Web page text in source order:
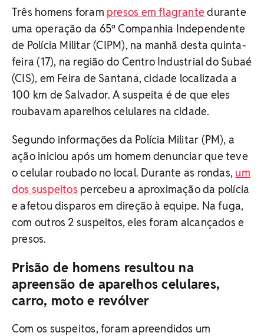
Três homens foram presos em flagrante durante
uma operação da 65ª Companhia Independente
de Polícia Militar (CIPM), na manhã desta quinta-
feira (17), na região do Centro Industrial do Subaé
(CIS), em Feira de Santana, cidade localizada a
100 km de Salvador. A suspeita é de que eles
roubavam aparelhos celulares na cidade.
Segundo informações da Polícia Militar (PM), a
ação iniciou após um homem denunciar que teve
o celular roubado no local. Durante as rondas, um
dos suspeitos percebeu a aproximação da polícia
e afetou disparos em direção à equipe. Na fuga,
com outros 2 suspeitos, eles foram alcançados e
presos.
Prisão de homens resultou na
apreensão de aparelhos celulares,
carro, moto e revólver
Com os suspeitos, foram apreendidos um